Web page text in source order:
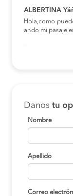
ALBERTINA
Hola,como
ando mi pasaje
Danos tu
Nombre
Apellido
Correo